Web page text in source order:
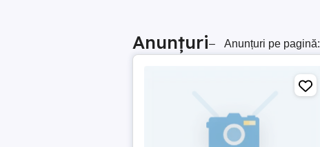
Anunțuri– Anunțuri pe pagină: